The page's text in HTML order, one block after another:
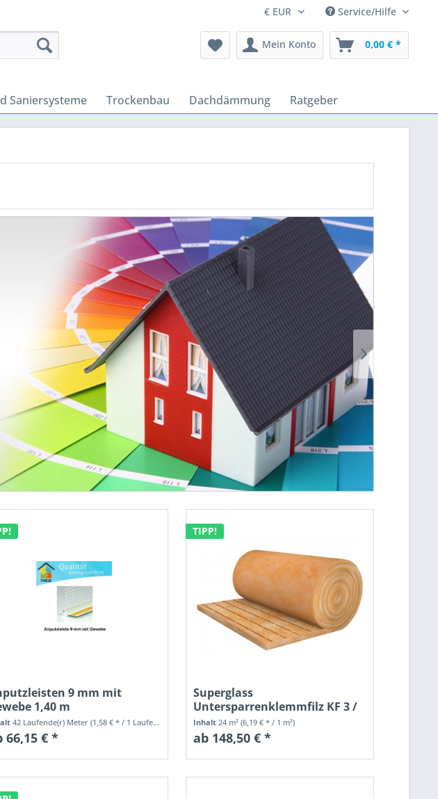
Service/Hilfe
Mein Konto 0,00 € *
Saniersysteme Trockenbau Dachdämmung Ratgeber
9 mm mit
1,40 m
42 Laufende(r) Meter (1,58 € * / 1 Laufende(r) Meter)
66,15 € *
TIPP!
Superglass
Untersparrenklemmfilz KF 3 /
V - WLS...
Inhalt 24 m² (6,19 € * / 1 m²)
ab 148,50 € *